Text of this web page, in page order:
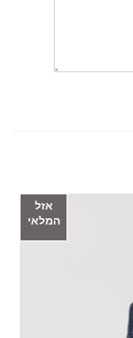
אזל
המלאי